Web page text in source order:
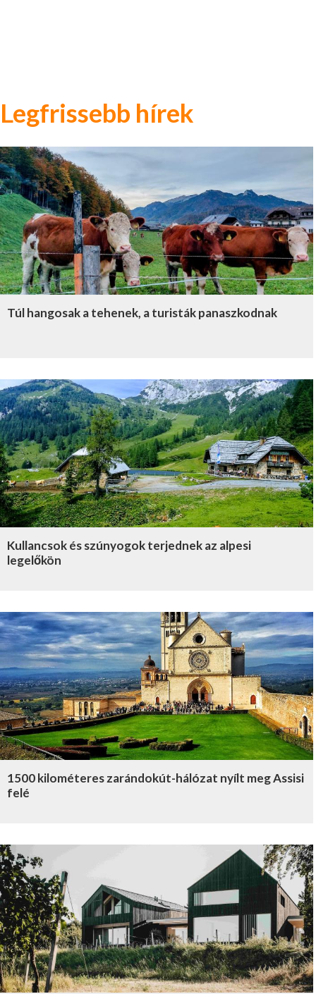
Legfrissebb hírek
Túl hangosak a tehenek, a turisták panaszkodnak
Kullancsok és szúnyogok terjednek az alpesi
legelőkön
1500 kilométeres zarándokút-hálózat nyílt meg Assisi
felé